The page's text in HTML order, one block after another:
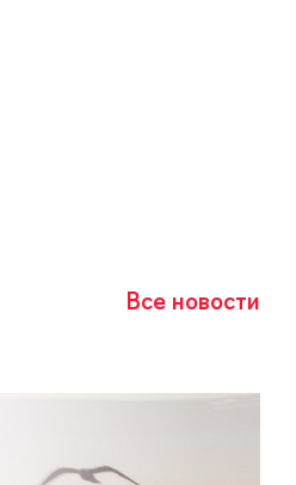
Все новости